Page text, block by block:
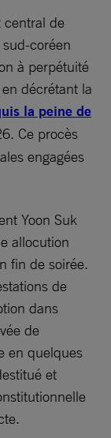
central de
coréen
à perpétuité
décrétant la
la peine de
Ce procès
engagées
Yoon Suk
allocution
fin de soirée.
de
dans
de
en quelques
et